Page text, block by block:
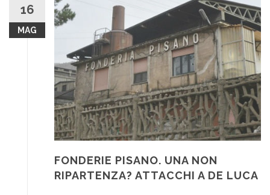
16
MAG
FONDERIE PISANO. UNA NON
RIPARTENZA? ATTACCHI A DE LUCA